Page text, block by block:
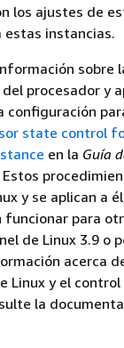
los ajustes de
estas instancias.
sobre
procesador y
state control
en la Guía
Estos
y se aplican a
funcionar para
de Linux 3.9 o
acerca
Linux y el
la